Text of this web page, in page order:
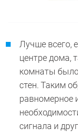
Лучше всего,
центре дома,
комнаты
стен. Таким
равномерное
сигнала и